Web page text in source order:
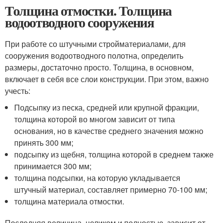
Толщина отмостки. Толщина
водоотводного сооружения
При работе со штучными стройматериалами, для
сооружения водоотводного полотна, определить
размеры, достаточно просто. Толщина, в основном,
включает в себя все слои конструкции. При этом, важно
учесть:
Подсыпку из песка, средней или крупной фракции,
толщина которой во многом зависит от типа
основания, но в качестве среднего значения можно
принять 300 мм;
подсыпку из щебня, толщина которой в среднем также
принимается 300 мм;
толщина подсыпки, на которую укладывается
штучный материал, составляет примерно 70-100 мм;
толщина материала отмостки.